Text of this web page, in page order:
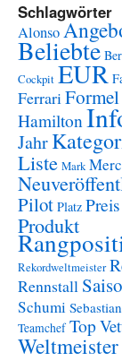
Schlagwörter
Alonso
Beliebte
Cockpit EUR
FerrariFormel
Hamilton
Jahr
Liste Mark
Pilot Platz Preis
Produkt
Rekordweltmeister
Rennstall
Schumi Sebastian
Teamchef Top
Weltmeister